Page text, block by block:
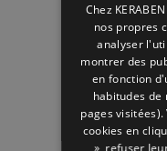
Chez
nos propres
analyser
montrer des
en fonction
habitudes de
pages
cookies en
», refuser